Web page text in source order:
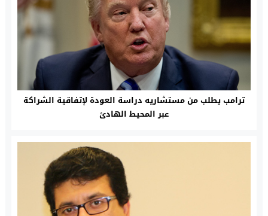
ترامب يطلب من مستشاريه دراسة العودة لإتفاقية الشراكة
عبر المحيط الهادئ